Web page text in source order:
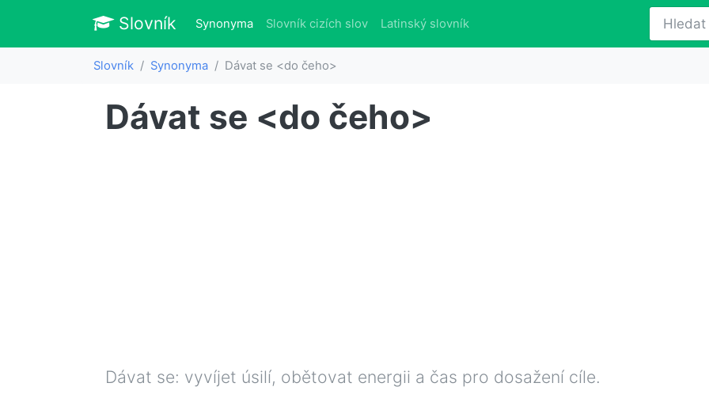
Slovník Slovník
Synonyma(aktuálně)
Slovník cizích slov Latinský slovník
Slovník Synonyma Dávat se <do čeho>
Dávat se <do čeho>
Dávat se: vyvíjet úsilí, obětovat energii a čas pro dosažení cíle.